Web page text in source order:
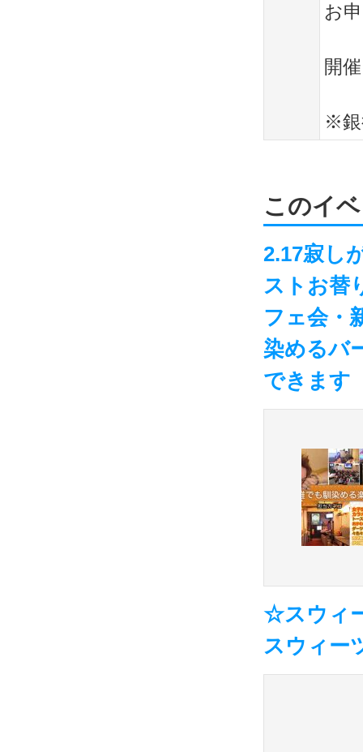
お
開
※銀
このイ
2.17寂し
ストお替
フェ会・
染めるバ
できます
☆スウィ
スウィー